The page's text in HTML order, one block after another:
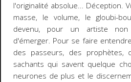
l'originalité absolue... Déception.
masse, le volume, le gloubi-
devenu, pour un artiste non
d'émerger. Pour se faire
des passeurs, des prophètes,
sachants qui savent quelque
neurones de plus et le